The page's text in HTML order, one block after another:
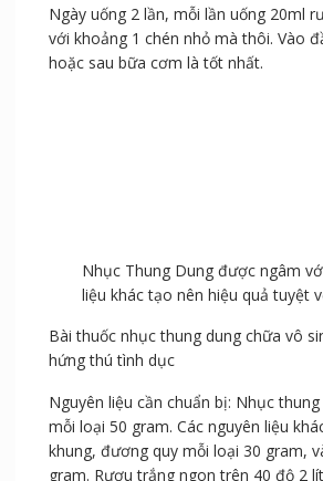
Ngày uống 2 lần, mỗi lần uống 20ml
với khoảng 1 chén nhỏ mà thôi. Vào
hoặc sau bữa cơm là tốt nhất.
Nhục Thung Dung được ngâm với các
tạo nên hiệu quả tuyệt vời hơn
Bài thuốc nhục thung dung chữa vô
hứng thú tình dục